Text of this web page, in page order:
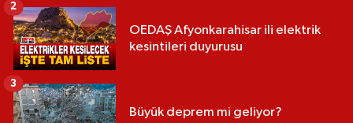
OEDAŞ Afyonkarahisar ili elektrik
kesintileri duyurusu
2
Büyük deprem mi geliyor?
3